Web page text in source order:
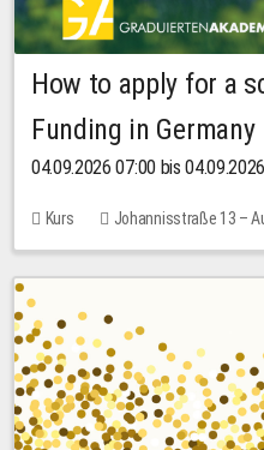
How to apply for a
Funding in Germany
04.09.2026 07:00 bis
Kurs Johannisstraße 13 –
10,00 EUR